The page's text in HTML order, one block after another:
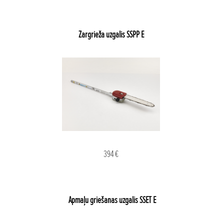
Zargrieža uzgalis SSPP E
394 €
Apmaļu griešanas uzgalis SSET E